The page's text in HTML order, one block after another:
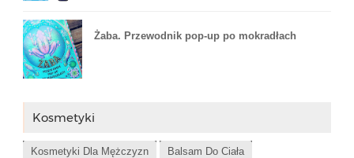
Żaba. Przewodnik pop-up po mokradłach
Kosmetyki
Kosmetyki Dla Mężczyzn Balsam Do Ciała